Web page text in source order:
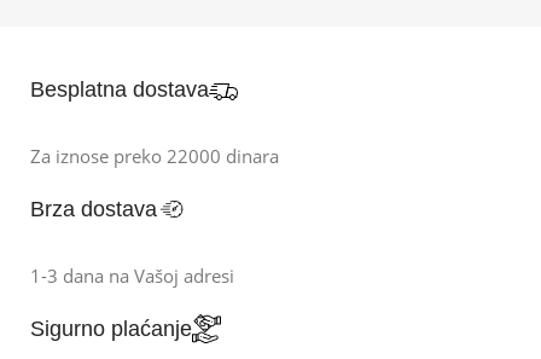
Besplatna dostava
Za iznose preko 22000 dinara
Brza dostava
1-3 dana na Vašoj adresi
Sigurno plaćanje